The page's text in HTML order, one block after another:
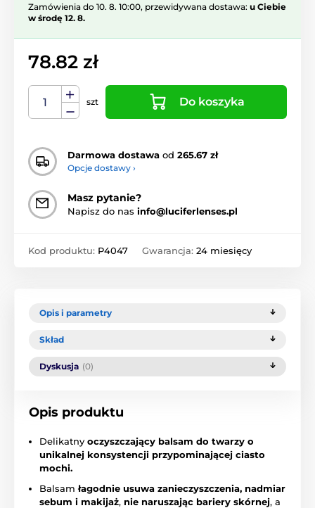
Zamówienia do 10. 8. 10:00, przewidywana dostawa: u Ciebie
w środę 12. 8.
78.82 zł
szt Do koszyka
Darmowa dostawa od 265.67 zł
Opcje dostawy ›
Masz pytanie?
Napisz do nas info@luciferlenses.pl
Kod produktu: P4047 Gwarancja: 24 miesięcy
Opis i parametry
Skład
Dyskusja (0)
Opis produktu
Delikatny oczyszczający balsam do twarzy o
unikalnej konsystencji przypominającej ciasto
mochi.
Balsam łagodnie usuwa zanieczyszczenia, nadmiar
sebum i makijaż, nie naruszając bariery skórnej, a